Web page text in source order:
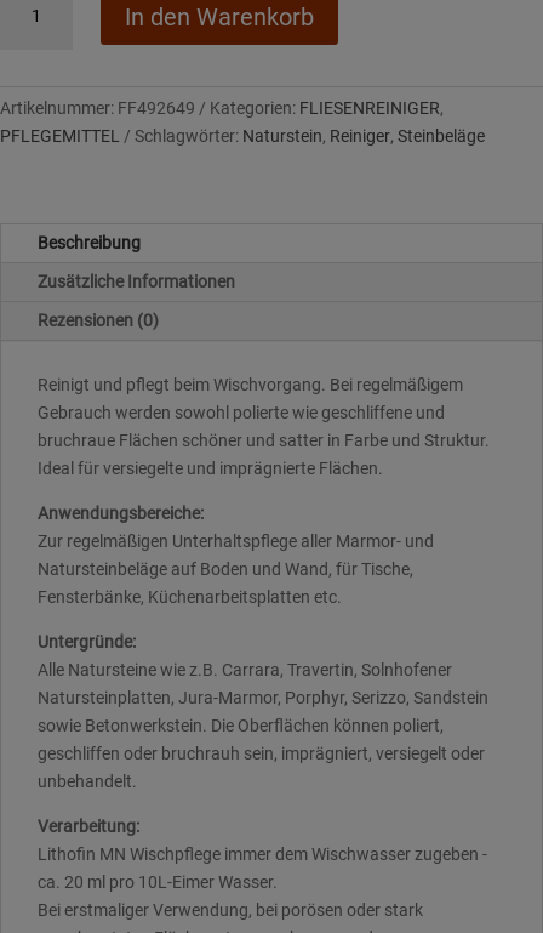
WISCHPFLEGE
Natur-
und
In den Warenkorb
Artikelnummer: FF492649 Kategorien: FLIESENREINIGER,
PFLEGEMITTEL
Schlagwörter: Naturstein, Reiniger, Steinbeläge
Beschreibung
Zusätzliche Informationen
Rezensionen (0)
Reinigt und pflegt beim Wischvorgang. Bei regelmäßigem
Gebrauch werden sowohl polierte wie geschliffene und
bruchraue Flächen schöner und satter in Farbe und Struktur.
Ideal für versiegelte und imprägnierte Flächen.
Anwendungsbereiche:
Zur regelmäßigen Unterhaltspflege aller Marmor- und
Natursteinbeläge auf Boden und Wand, für Tische,
Fensterbänke, Küchenarbeitsplatten etc.
Untergründe:
Alle Natursteine wie z.B. Carrara, Travertin, Solnhofener
Natursteinplatten, Jura-Marmor, Porphyr, Serizzo, Sandstein
sowie Betonwerkstein. Die Oberflächen können poliert,
geschliffen oder bruchrauh sein, imprägniert, versiegelt oder
unbehandelt.
Verarbeitung:
Lithofin MN Wischpflege immer dem Wischwasser zugeben -
ca. 20 ml pro 10L-Eimer Wasser.
Bei erstmaliger Verwendung, bei porösen oder stark